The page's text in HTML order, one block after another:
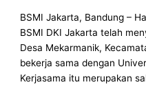
BSMI Jakarta, Bandung –
BSMI DKI Jakarta telah
Desa Mekarmanik,
bekerja sama dengan
Kerjasama itu merupakan